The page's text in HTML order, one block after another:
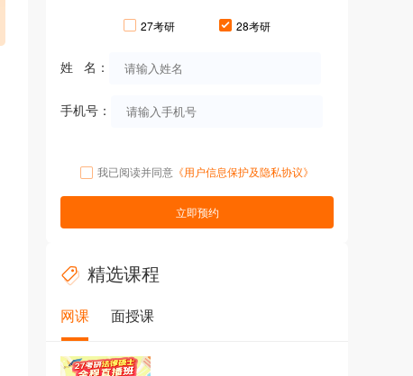
27考研 28考研
姓 名：
手机号：
我已阅读并同意 《用户信息保护及隐私协议》
立即预约
精选课程
网课 面授课